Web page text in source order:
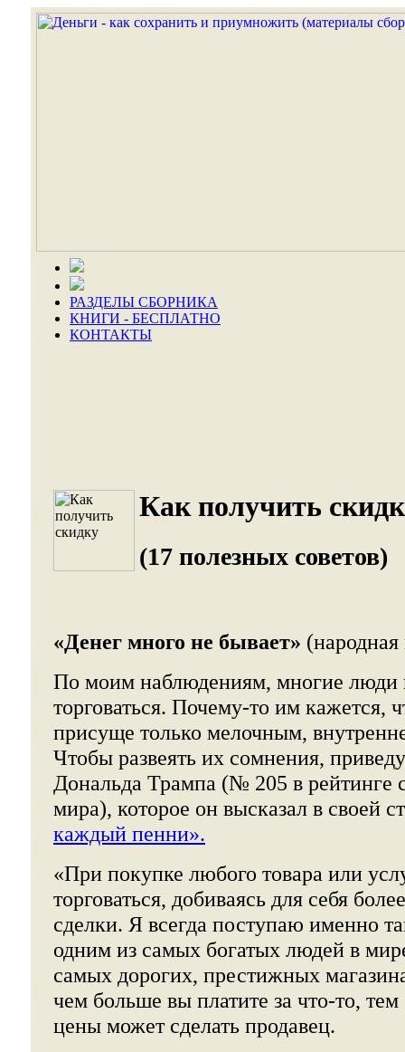
РАЗДЕЛЫ СБОРНИКА
КНИГИ - БЕСПЛАТНО
КОНТАКТЫ
Как получить
(17 полезных советов)
«Денег много не бывает»
По моим наблюдениям, многие люди
торговаться. Почему-то им кажется,
присуще только мелочным,
Чтобы развеять их сомнения,
Дональда Трампа (№ 205 в рейтинге
мира), которое он высказал в своей
каждый пенни».
«При покупке любого товара или
торговаться, добиваясь для себя
сделки. Я всегда поступаю именно
одним из самых богатых людей в
самых дорогих, престижных
чем больше вы платите за что-то,
цены может сделать продавец.